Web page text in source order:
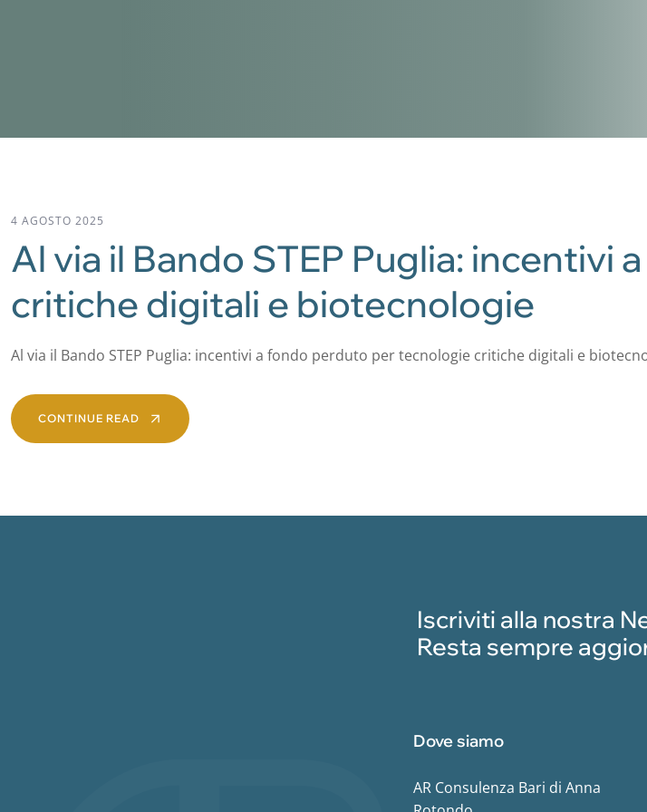
4 AGOSTO 2025
Al via il Bando STEP Puglia:
critiche digitali e biotecnologie
Al via il Bando STEP Puglia: incentivi a fondo perduto per tecnologie critiche digitali e
CONTINUE READ
Iscriviti alla nostra
Resta sempre
Dove siamo
AR Consulenza Bari di Anna